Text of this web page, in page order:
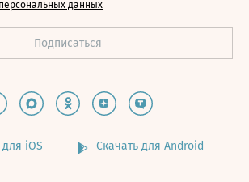
данных
iOS Скачать для Android